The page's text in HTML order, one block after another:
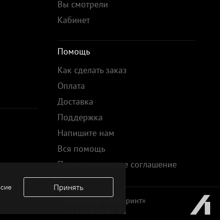
Принять
Вы смотрели
Кабинет
Помощь
Как сделать заказ
Оплата
Доставка
Поддержка
Напишите нам
Вся помощь
Пользовательское соглашение
© Холдинг «Лабиринт»
+7 499 920-95-25